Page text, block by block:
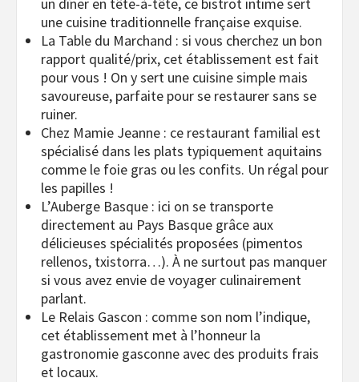
une cuisine traditionnelle française exquise.
La Table du Marchand : si vous cherchez un bon
rapport qualité/prix, cet établissement est fait
pour vous ! On y sert une cuisine simple mais
savoureuse, parfaite pour se restaurer sans se
ruiner.
Chez Mamie Jeanne : ce restaurant familial est
spécialisé dans les plats typiquement aquitains
comme le foie gras ou les confits. Un régal pour
les papilles !
L’Auberge Basque : ici on se transporte
directement au Pays Basque grâce aux
délicieuses spécialités proposées (pimentos
rellenos, txistorra…). À ne surtout pas manquer
si vous avez envie de voyager culinairement
parlant.
Le Relais Gascon : comme son nom l’indique,
cet établissement met à l’honneur la
gastronomie gasconne avec des produits frais
et locaux.